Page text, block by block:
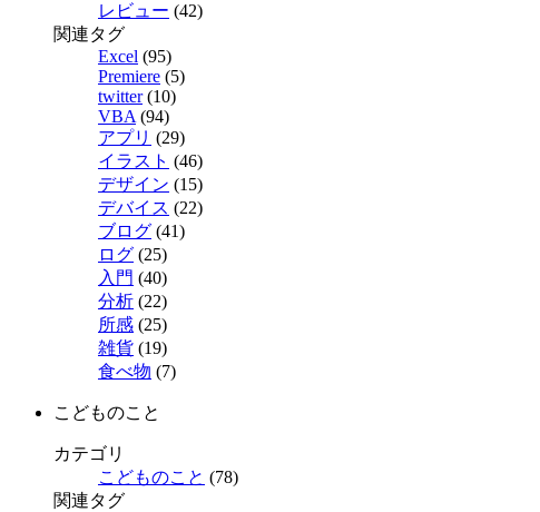
レビュー (42)
関連タグ
Excel (95)
Premiere (5)
twitter(10)
VBA (94)
アプリ (29)
イラスト (46)
デザイン (15)
デバイス (22)
ブログ (41)
ログ (25)
入門 (40)
分析 (22)
所感 (25)
雑貨 (19)
食べ物 (7)
こどものこと
カテゴリ
こどものこと (78)
関連タグ